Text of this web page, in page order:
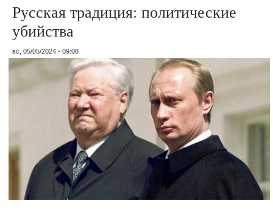
Русская традиция: политические
убийства
вс, 05/05/2024 - 09:08